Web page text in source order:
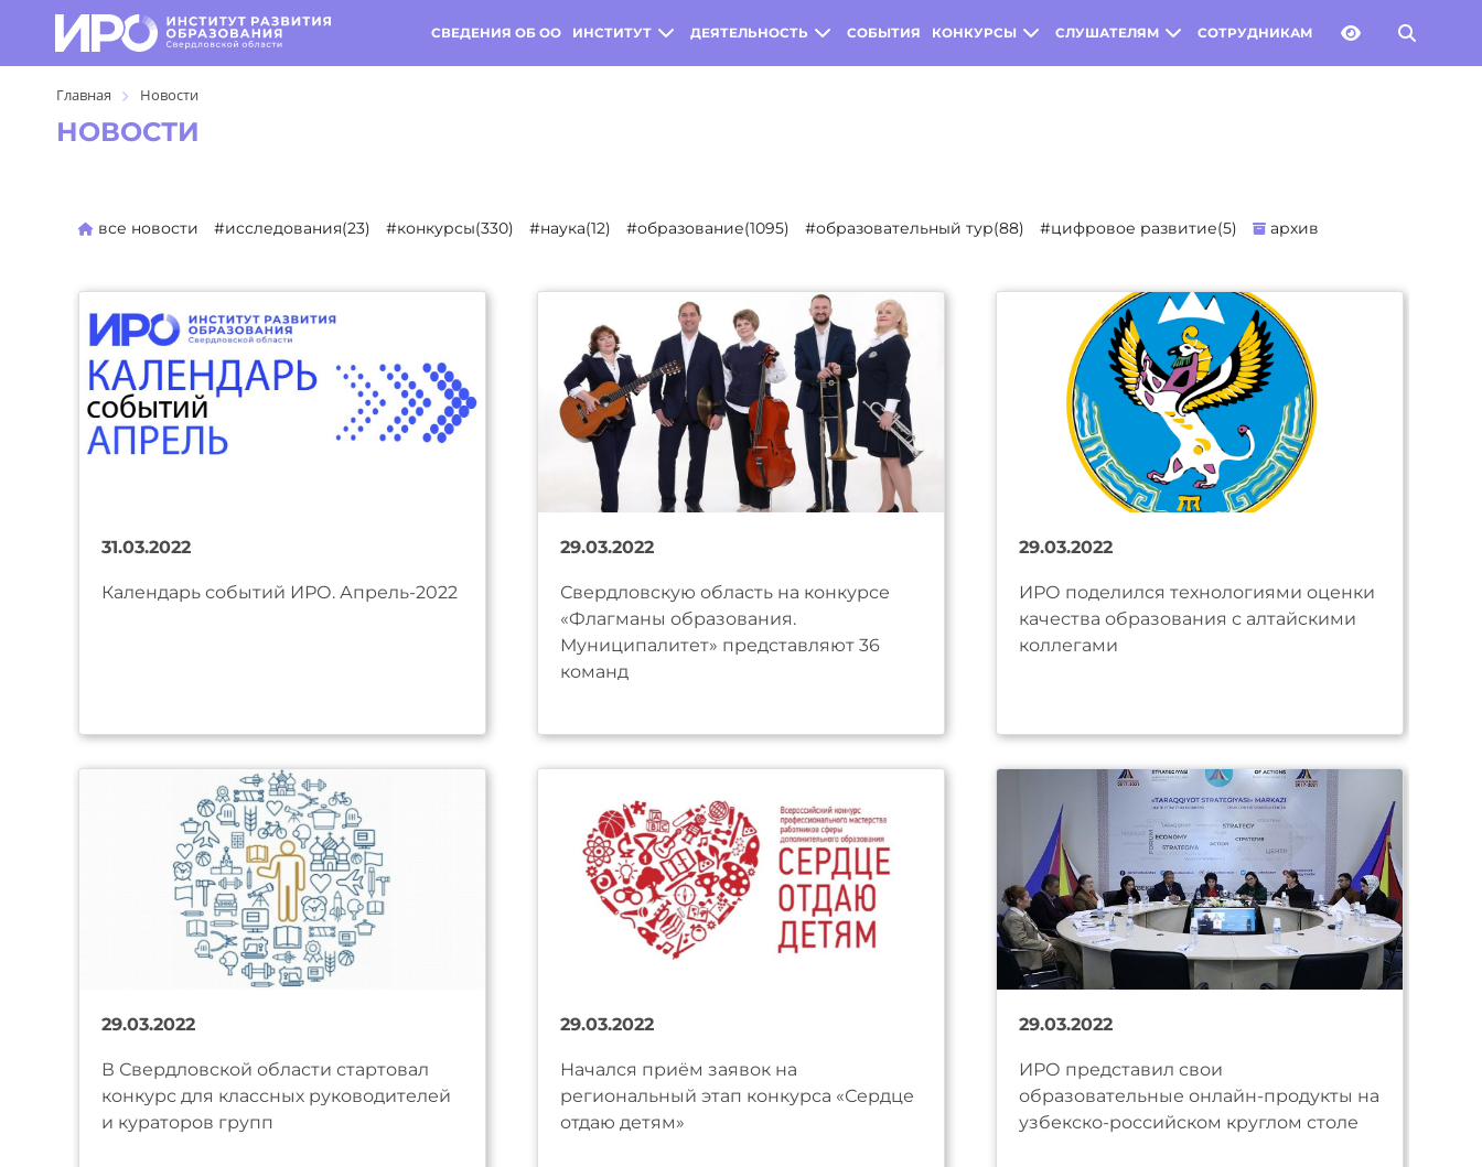
СВЕДЕНИЯ ОБ ОО ИНСТИТУТ ДЕЯТЕЛЬНОСТЬ СОБЫТИЯ КОНКУРСЫ СЛУШАТЕЛЯМ СОТРУДНИКАМ
Главная Новости
НОВОСТИ
все новости #исследования(23) #конкурсы(330) #наука(12) #образование(1095) #образовательный тур(88) #цифровое развитие(5) архив
31.03.2022
Календарь событий ИРО. Апрель-2022
29.03.2022
Свердловскую область на конкурсе
«Флагманы образования.
Муниципалитет» представляют 36
команд
29.03.2022
ИРО поделился технологиями оценки
качества образования с алтайскими
коллегами
29.03.2022
В Свердловской области стартовал
конкурс для классных руководителей
и кураторов групп
29.03.2022
Начался приём заявок на
региональный этап конкурса «Сердце
отдаю детям»
29.03.2022
ИРО представил свои
образовательные онлайн-продукты на
узбекско-российском круглом столе